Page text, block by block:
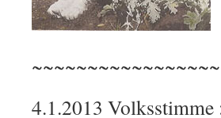
4.1.2013 Volksstimme